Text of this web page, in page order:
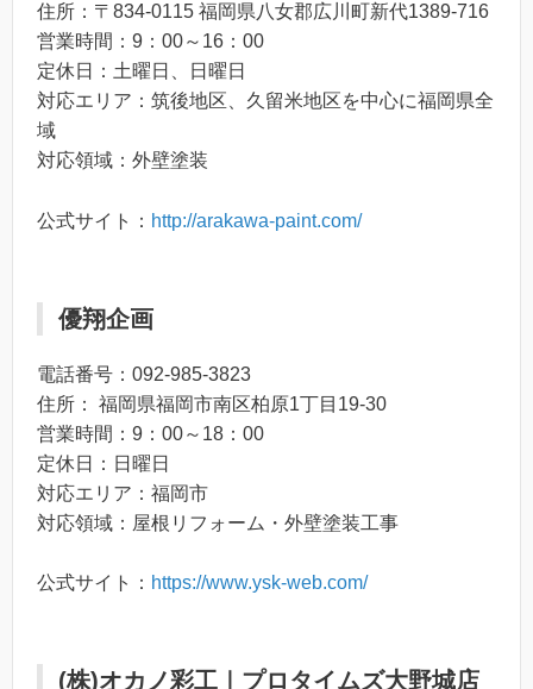
住所：〒834-0115 福岡県八女郡広川町新代1389-716
営業時間：9：00～16：00
定休日：土曜日、日曜日
対応エリア：筑後地区、久留米地区を中心に福岡県全
域
対応領域：外壁塗装
公式サイト： http://arakawa-paint.com/
優翔企画
電話番号：092-985-3823
住所： 福岡県福岡市南区柏原1丁目19-30
営業時間：9：00～18：00
定休日：日曜日
対応エリア：福岡市
対応領域：屋根リフォーム・外壁塗装工事
公式サイト： https://www.ysk-web.com/
(株)オカノ彩工｜プロタイムズ大野城店